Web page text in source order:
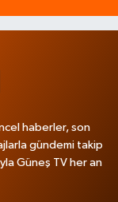
haberler, son
gündemi takip
Güneş TV her an